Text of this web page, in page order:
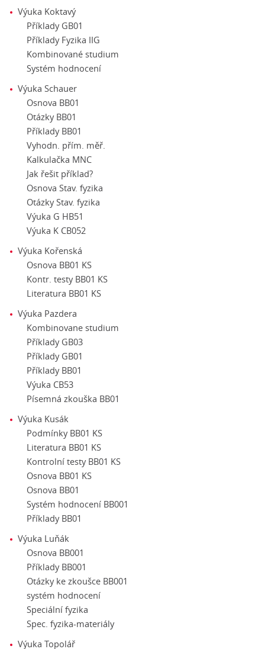
Výuka Koktavý
Příklady GB01
Příklady Fyzika IIG
Kombinované studium
Systém hodnocení
Výuka Schauer
Osnova BB01
Otázky BB01
Příklady BB01
Vyhodn. přím. měř.
Kalkulačka MNC
Jak řešit příklad?
Osnova Stav. fyzika
Otázky Stav. fyzika
Výuka G HB51
Výuka K CB052
Výuka Kořenská
Osnova BB01 KS
Kontr. testy BB01 KS
Literatura BB01 KS
Výuka Pazdera
Kombinovane studium
Příklady GB03
Příklady GB01
Příklady BB01
Výuka CB53
Písemná zkouška BB01
Výuka Kusák
Podmínky BB01 KS
Literatura BB01 KS
Kontrolní testy BB01 KS
Osnova BB01 KS
Osnova BB01
Systém hodnocení BB001
Příklady BB01
Výuka Luňák
Osnova BB001
Příklady BB001
Otázky ke zkoušce BB001
systém hodnocení
Speciální fyzika
Spec. fyzika-materiály
Výuka Topolář